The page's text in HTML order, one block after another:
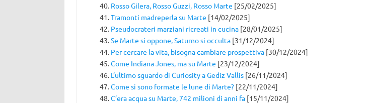
Rosso Gilera, Rosso Guzzi, Rosso Marte [25/02/2025]
Tramonti madreperla su Marte [14/02/2025]
Pseudocrateri marziani ricreati in cucina[28/01/2025]
Se Marte si oppone, Saturno si occulta[31/12/2024]
Per cercare la vita, bisogna cambiare prospettiva[30/12/2024]
Come Indiana Jones, ma su Marte [23/12/2024]
L’ultimo sguardo di Curiosity a Gediz Vallis[26/11/2024]
Come si sono formate le lune di Marte?[22/11/2024]
C’era acqua su Marte, 742 milioni di anni fa[15/11/2024]